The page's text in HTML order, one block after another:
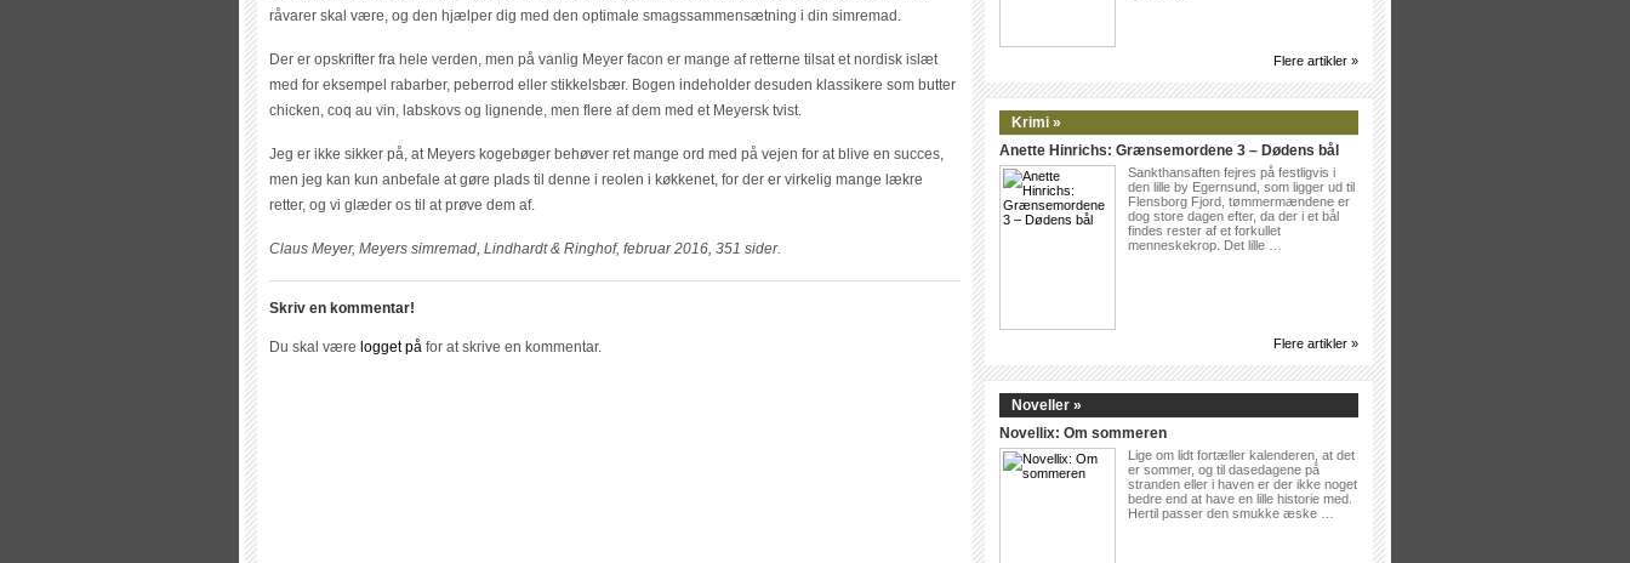
råvarer skal være, og den hjælper dig med den optimale smagssammensætning i din simremad.
Der er opskrifter fra hele verden, men på vanlig Meyer facon er mange af retterne tilsat et nordisk islæt
med for eksempel rabarber, peberrod eller stikkelsbær. Bogen indeholder desuden klassikere som butter
chicken, coq au vin, labskovs og lignende, men flere af dem med et Meyersk tvist.
Jeg er ikke sikker på, at Meyers kogebøger behøver ret mange ord med på vejen for at blive en succes,
men jeg kan kun anbefale at gøre plads til denne i reolen i køkkenet, for der er virkelig mange lækre
retter, og vi glæder os til at prøve dem af.
Claus Meyer, Meyers simremad, Lindhardt & Ringhof, februar 2016, 351 sider.
Skriv en kommentar!
Du skal være logget på for at skrive en kommentar.
Flere artikler »
Krimi »
Anette Hinrichs: Grænsemordene 3 – Dødens bål
Sankthansaften fejres på festligvis i
den lille by Egernsund, som ligger ud til
Flensborg Fjord, tømmermændene er
dog store dagen efter, da der i et bål
findes rester af et forkullet
menneskekrop. Det lille …
Flere artikler »
Noveller »
Novellix: Om sommeren
Lige om lidt fortæller kalenderen, at det
er sommer, og til dasedagene på
stranden eller i haven er der ikke noget
bedre end at have en lille historie med.
Hertil passer den smukke æske …